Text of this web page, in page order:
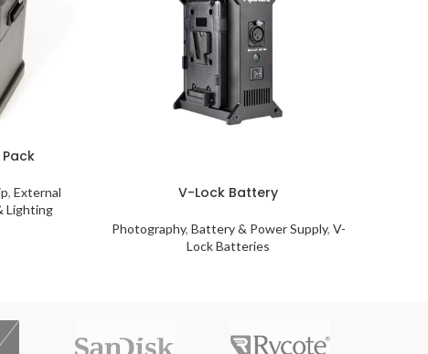
, External
Lighting
V-Lock Battery
Photography, Battery & Power Supply, V-
Lock Batteries